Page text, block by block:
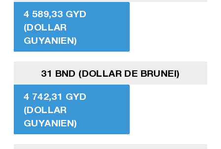
4 589,33 GYD
(DOLLAR
GUYANIEN)
31 BND (DOLLAR DE BRUNEI)
4 742,31 GYD
(DOLLAR
GUYANIEN)